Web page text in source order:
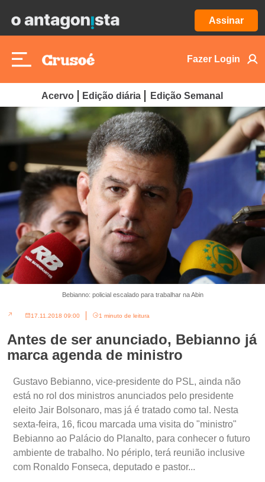
Assinar
Fazer Login
Acervo Edição diária Edição Semanal
Bebianno: policial escalado para trabalhar na Abin
17.11.2018 09:00 1 minuto de leitura
Antes de ser anunciado, Bebianno já
marca agenda de ministro
Gustavo Bebianno, vice-presidente do PSL, ainda não
está no rol dos ministros anunciados pelo presidente
eleito Jair Bolsonaro, mas já é tratado como tal. Nesta
sexta-feira, 16, ficou marcada uma visita do "ministro"
Bebianno ao Palácio do Planalto, para conhecer o futuro
ambiente de trabalho. No périplo, terá reunião inclusive
com Ronaldo Fonseca, deputado e pastor...